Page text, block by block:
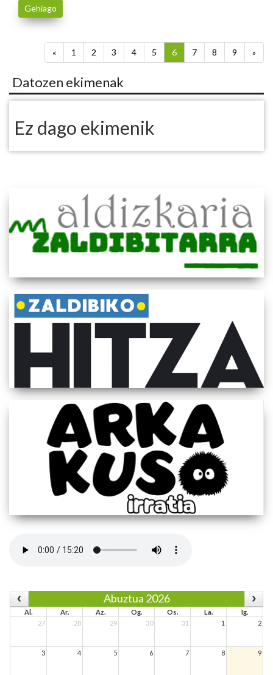
Gehiago
« 1 2 3 4 5 6 7 8 9 »
Datozen ekimenak
Ez dago ekimenik
Abuztua 2026
Al. Ar. Az. Og. Os. La.
Ig.
27
28 29 30 31 1 2
3 4 5 6 7 8 9